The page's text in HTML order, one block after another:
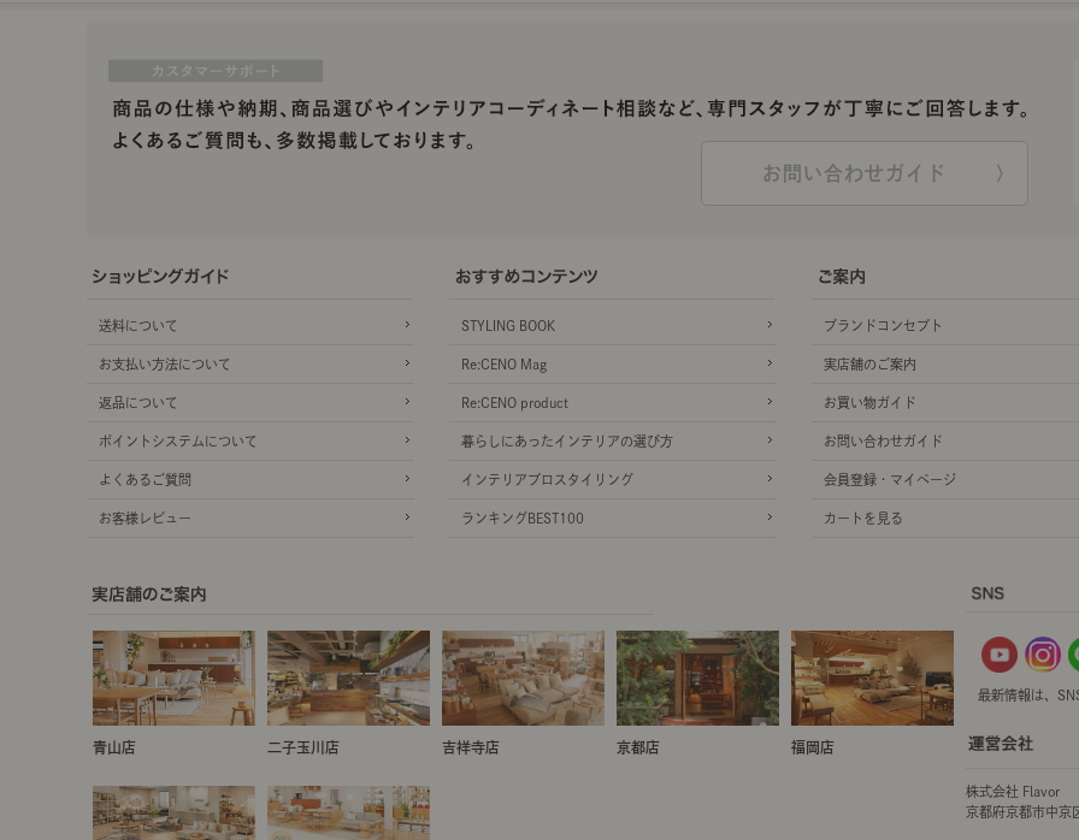
お問い合わせガイド
送料について
お支払い方法について
返品について
ポイントシステムについて
よくあるご質問
お客様レビュー
STYLING BOOK
Re:CENO Mag
Re:CENO product
暮らしにあったインテリアの選び方
インテリアプロスタイリング
ランキングBEST100
ブランドコンセプト
実店舗のご案内
お買い物ガイド
お問い合わせガイド
会員登録・マイページ
カートを見る
青山店 二子玉川店 吉祥寺店 京都店 福岡店
最新情報は、
株式会社 Flavor
京都府京都市中京